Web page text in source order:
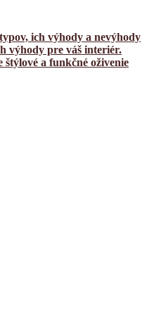
ich výhody a nevýhody
výhody pre váš interiér.
a funkčné oživenie